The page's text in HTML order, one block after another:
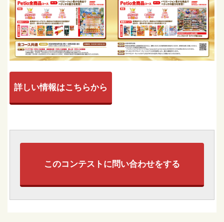
詳しい情報はこちらから
このコンテストに問い合わせをする